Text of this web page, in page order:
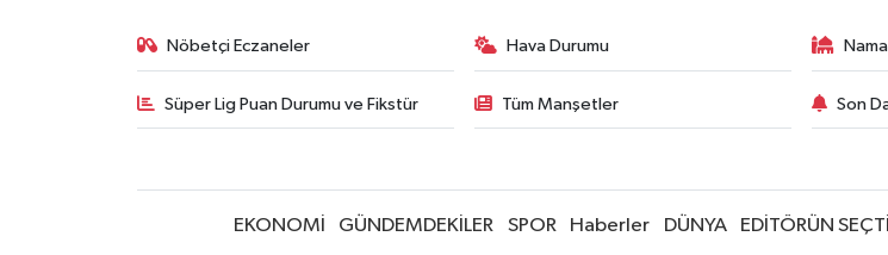
Nöbetçi Eczaneler Hava Durumu
Süper Lig Puan Durumu ve Fikstür Tüm Manşetler Son
EKONOMİ GÜNDEMDEKİLER SPOR Haberler DÜNYA EDİTÖRÜN